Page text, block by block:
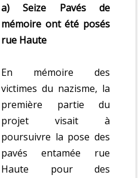
a) Seize Pavés de
mémoire ont été posés
rue Haute
En mémoire des
victimes du nazisme, la
première partie du
projet visait à
poursuivre la pose des
pavés entamée rue
Haute pour des